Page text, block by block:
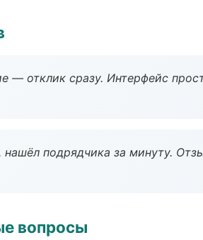
— отклик сразу. Интерфейс
нашёл подрядчика за минуту.
вопросы